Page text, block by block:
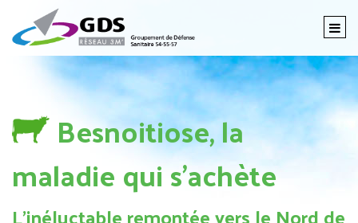
Besnoitiose, la
maladie qui s’achète